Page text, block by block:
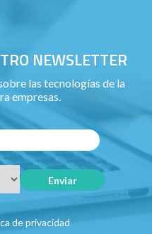
NEWSLETTER
las tecnologías de la
empresas.
de privacidad